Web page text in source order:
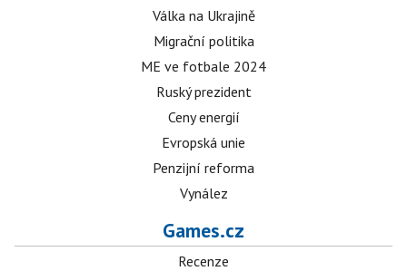
Válka na Ukrajině
Migrační politika
ME ve fotbale 2024
Ruský prezident
Ceny energií
Evropská unie
Penzijní reforma
Vynález
Games.cz
Recenze